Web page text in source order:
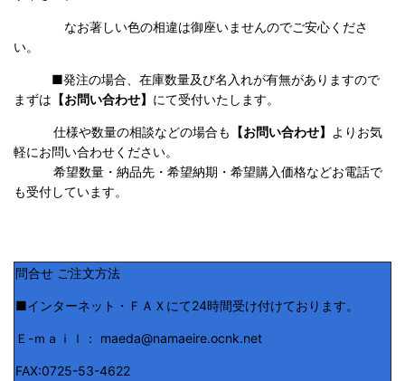
なお著しい色の相違は御座いませんのでご安心くださ
い。
■発注の場合、在庫数量及び名入れが有無がありますので
まずは 【お問い合わせ】 にて受付いたします。
仕様や数量の相談などの場合も 【お問い合わせ】
よりお気
軽にお問い合わせください。
希望数量・納品先・希望納期・希望購入価格などお電話で
も受付しています。
問合せ ご注文方法
■インターネット・ＦＡＸにて24時間受け付けております。
Ｅ-ｍａｉｌ： maeda@namaeire.ocnk.net
FAX:0725-53-4622